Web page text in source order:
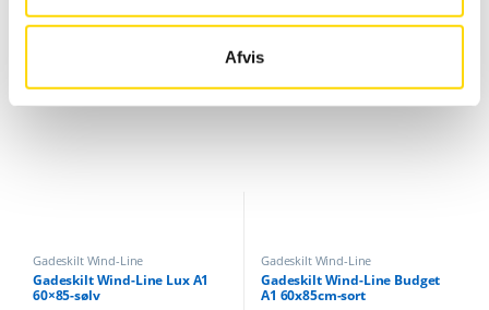
Afvis
Gadeskilt Wind-Line
Gadeskilt Wind-Line Lux A1
60×85-sølv
Gadeskilt Wind-Line
Gadeskilt Wind-Line Budget
A1 60x85cm-sort